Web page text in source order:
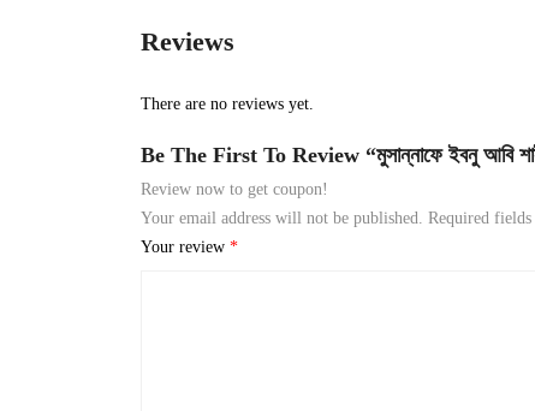
Reviews
There are no reviews yet.
Be The First To Review “মুসান্নাফে ইবনু আবি
Review now to get coupon!
Your email address will not be published.
Required
Your review*